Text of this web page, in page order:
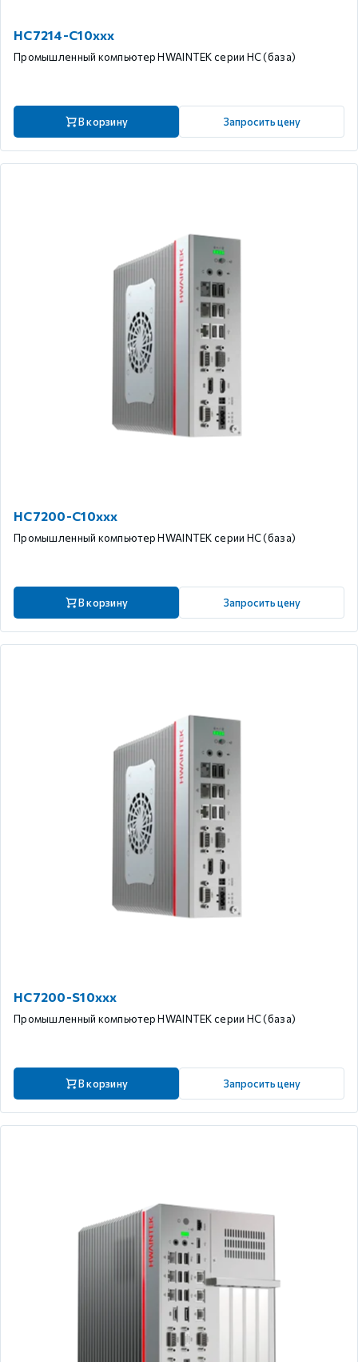
HC7214-C10xxx
Промышленный компьютер HWAINTEK серии HC (база)
В корзину Запросить цену
HC7200-C10xxx
Промышленный компьютер HWAINTEK серии HC (база)
В корзину Запросить цену
HC7200-S10xxx
Промышленный компьютер HWAINTEK серии HC (база)
В корзину Запросить цену